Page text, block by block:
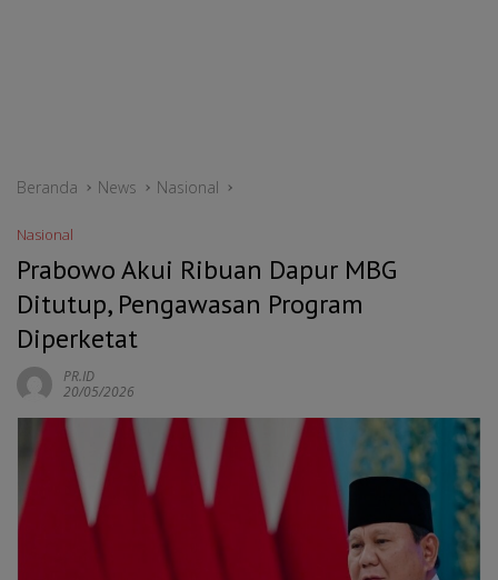
Beranda News Nasional
Nasional
Prabowo Akui Ribuan Dapur MBG
Ditutup, Pengawasan Program
Diperketat
PR.ID
20/05/2026